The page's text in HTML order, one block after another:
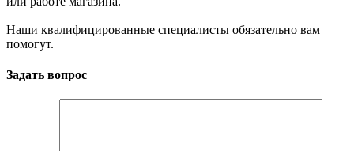
Наши квалифицированные специалисты обязательно вам
помогут.
Задать вопрос